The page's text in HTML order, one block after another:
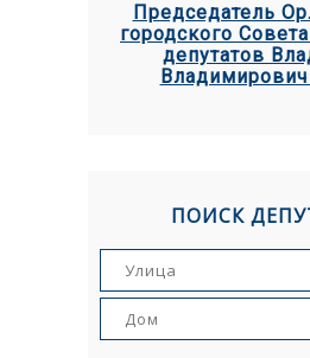
Председатель
городского
депутатов
ПОИСК